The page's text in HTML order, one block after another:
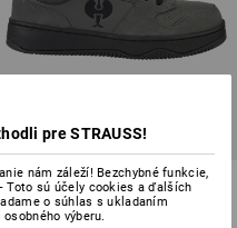
S1 bezpečnostné poltopánky
e.s. Eindhoven low
pre STRAUSS!
nám záleží! Bezchybné funkcie,
Toto sú účely cookies a ďalších
o súhlas s ukladaním
výberu.